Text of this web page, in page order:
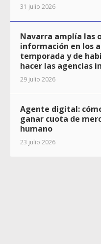
31 julio 2026
Navarra amplía las
información en los
temporada y de
hacer las agencias
29 julio 2026
Agente digital:
ganar cuota de
humano
23 julio 2026